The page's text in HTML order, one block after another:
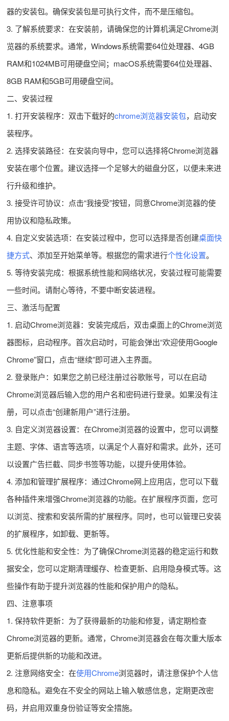
器的安装包。确保安装包是可执行文件，而不是压缩包。
3. 了解系统要求：在安装前，请确保您的计算机满足Chrome浏
览器的系统要求。通常，Windows系统需要64位处理器、4GB
RAM和1024MB可用硬盘空间；macOS系统需要64位处理器、
8GB RAM和5GB可用硬盘空间。
二、安装过程
1. 打开安装程序：双击下载好的chrome浏览器安装包，启动安
装程序。
2. 选择安装路径：在安装向导中，您可以选择将Chrome浏览器
安装在哪个位置。建议选择一个足够大的磁盘分区，以便未来进
行升级和维护。
3. 接受许可协议：点击“我接受”按钮，同意Chrome浏览器的使
用协议和隐私政策。
4. 自定义安装选项：在安装过程中，您可以选择是否创建桌面快
捷方式、添加至开始菜单等。根据您的需求进行个性化设置。
5. 等待安装完成：根据系统性能和网络状况，安装过程可能需要
一些时间。请耐心等待，不要中断安装进程。
三、激活与配置
1. 启动Chrome浏览器：安装完成后，双击桌面上的Chrome浏览
器图标，启动程序。首次启动时，可能会弹出“欢迎使用Google
Chrome”窗口，点击“继续”即可进入主界面。
2. 登录账户：如果您之前已经注册过谷歌账号，可以在启动
Chrome浏览器后输入您的用户名和密码进行登录。如果没有注
册，可以点击“创建新用户”进行注册。
3. 自定义浏览器设置：在Chrome浏览器的设置中，您可以调整
主题、字体、语言等选项，以满足个人喜好和需求。此外，还可
以设置广告拦截、同步书签等功能，以提升使用体验。
4. 添加和管理扩展程序：通过Chrome网上应用店，您可以下载
各种插件来增强Chrome浏览器的功能。在扩展程序页面，您可
以浏览、搜索和安装所需的扩展程序。同时，也可以管理已安装
的扩展程序，如卸载、更新等。
5. 优化性能和安全性：为了确保Chrome浏览器的稳定运行和数
据安全，您可以定期清理缓存、检查更新、启用隐身模式等。这
些操作有助于提升浏览器的性能和保护用户的隐私。
四、注意事项
1. 保持软件更新：为了获得最新的功能和修复，请定期检查
Chrome浏览器的更新。通常，Chrome浏览器会在每次重大版本
更新后提供新的功能和改进。
2. 注意网络安全：在使用Chrome浏览器时，请注意保护个人信
息和隐私。避免在不安全的网站上输入敏感信息，定期更改密
码，并启用双重身份验证等安全措施。